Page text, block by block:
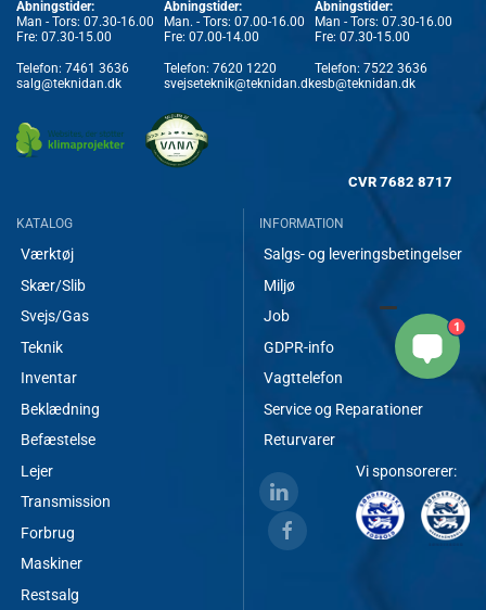
Åbningstider:
Man - Tors: 07.30-16.00
Fre: 07.30-15.00
Telefon: 7461 3636
salg@teknidan.dk
Åbningstider:
Man. - Tors: 07.00-16.00
Fre: 07.00-14.00
Telefon: 7620 1220
svejseteknik@teknidan.dk
Åbningstider:
Man - Tors: 07.30-16.00
Fre: 07.30-15.00
Telefon: 7522 3636
esb@teknidan.dk
CVR 7682 8717
KATALOG
Værktøj
Skær/Slib
Svejs/Gas
Teknik
Inventar
Beklædning
Befæstelse
Lejer
Transmission
Forbrug
Maskiner
Restsalg
INFORMATION
Salgs- og leveringsbetingelser
Miljø
Job
GDPR-info
Vagttelefon
Service og Reparationer
Returvarer
Vi sponsorerer:
1